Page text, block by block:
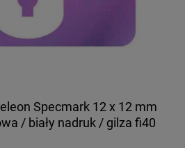
Specmark 12 x 12 mm
/ biały nadruk / gilza fi40